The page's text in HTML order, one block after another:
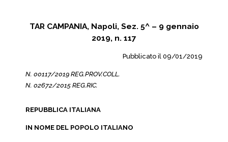
TAR CAMPANIA, Napoli, Sez. 5^ – 9 gennaio
2019, n. 117
Pubblicato il 09/01/2019
N. 00117/2019 REG.PROV.COLL.
N. 02672/2015 REG.RIC.
REPUBBLICA ITALIANA
IN NOME DEL POPOLO ITALIANO